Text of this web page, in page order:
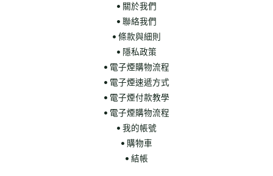
• 關於我們
• 聯絡我們
• 條款與細則
• 隱私政策
• 電子煙購物流程
• 電子煙速遞方式
• 電子煙付款教學
• 電子煙購物流程
• 我的帳號
• 購物車
• 結帳